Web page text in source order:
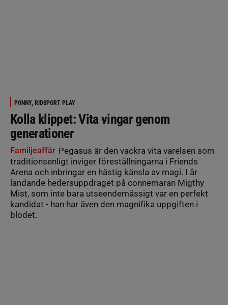
PONNY, RIDSPORT PLAY
Kolla klippet: Vita vingar genom
generationer
Familjeaffär Pegasus är den vackra vita varelsen som
traditionsenligt inviger föreställningarna i Friends
Arena och inbringar en hästig känsla av magi. I år
landande hedersuppdraget på connemaran Migthy
Mist, som inte bara utseendemässigt var en perfekt
kandidat - han har även den magnifika uppgiften i
blodet.